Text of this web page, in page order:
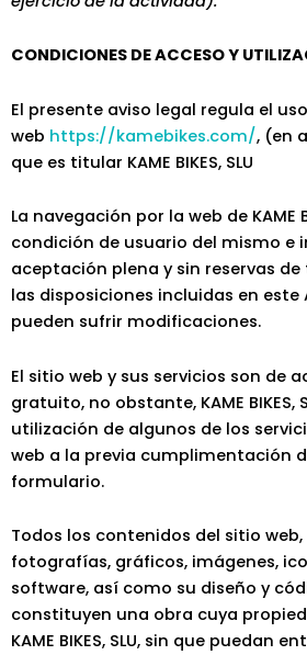
CONDICIONES DE ACCESO Y
El presente aviso legal regula el
web https://kamebikes.com/, (en
que es titular KAME BIKES, SLU
La navegación por la web de KAME
condición de usuario del mismo e
aceptación plena y sin reservas
las disposiciones incluidas en este
pueden sufrir modificaciones.
El sitio web y sus servicios son de
gratuito, no obstante, KAME BIKES,
utilización de algunos de los
web a la previa cumplimentación
formulario.
Todos los contenidos del sitio
fotografías, gráficos, imágenes,
software, así como su diseño y
constituyen una obra cuya
KAME BIKES, SLU, sin que puedan